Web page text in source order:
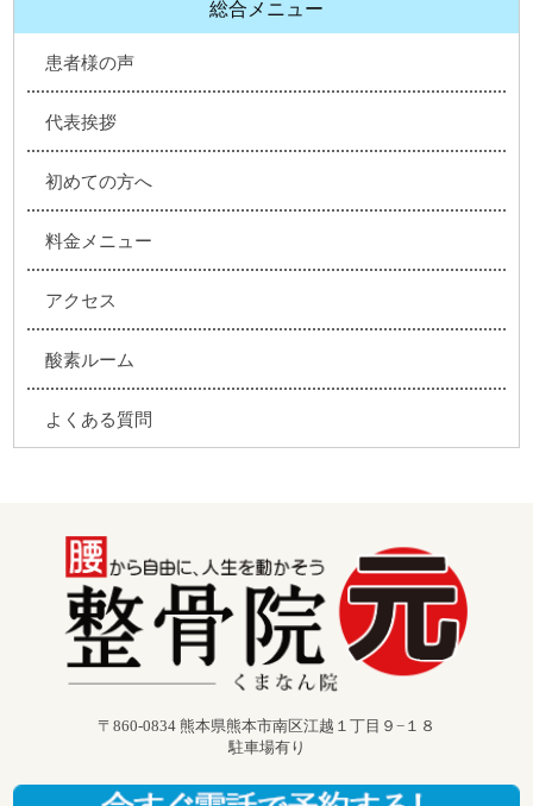
総合メニュー
患者様の声
代表挨拶
初めての方へ
料金メニュー
アクセス
酸素ルーム
よくある質問
〒860-0834 熊本県熊本市南区江越１丁目９−１８
駐車場有り